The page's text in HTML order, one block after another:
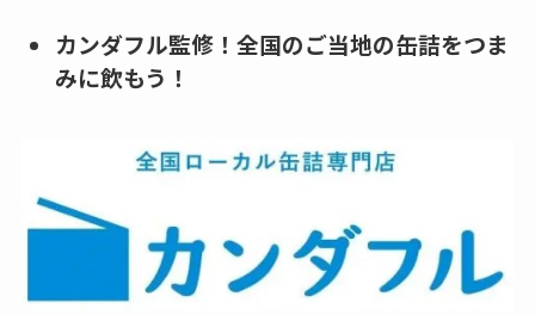
カンダフル監修！全国のご当地の缶詰をつま
みに飲もう！